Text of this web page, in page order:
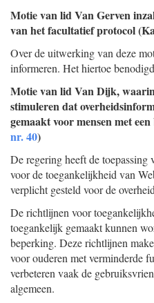
Motie van lid Van Gerven
van het facultatief protocol
Over de uitwerking van deze
informeren. Het hiertoe
Motie van lid Van Dijk,
stimuleren dat
gemaakt voor mensen met
nr. 40)
De regering heeft de toepassing
voor de toegankelijkheid van
verplicht gesteld voor de
De richtlijnen voor
toegankelijk gemaakt kunnen
beperking. Deze richtlijnen
voor ouderen met verminderde
verbeteren vaak de
algemeen.